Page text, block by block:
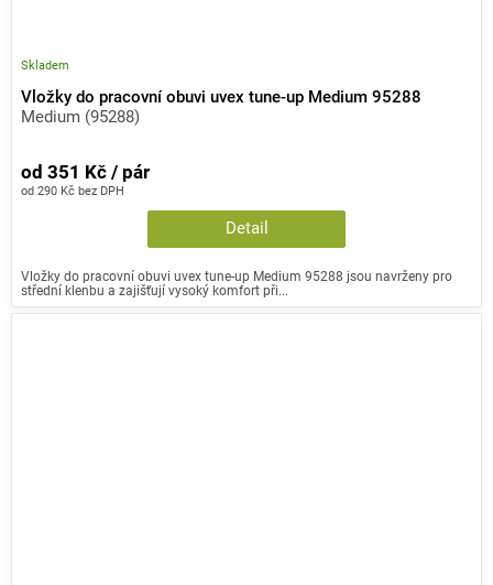
Vložky do pracovní obuvi uvex tune-up Medium 95288
Medium (95288)
Skladem
od 290 Kč bez DPH
od 351 Kč / pár
Detail
Vložky do pracovní obuvi uvex tune-up Medium 95288 jsou navrženy pro
střední klenbu a zajišťují vysoký komfort při...